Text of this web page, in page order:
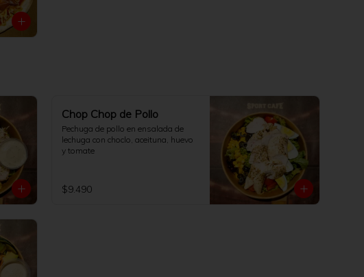
Chop Chop de Pollo
Pechuga de pollo en ensalada de
lechuga con choclo, aceituna, huevo
y tomate
$9.490